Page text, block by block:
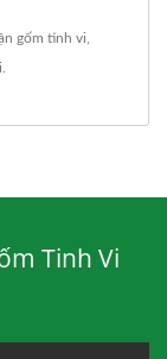
gốm tinh vi
Tinh Vi